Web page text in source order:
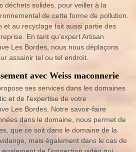
déchets solides, pour veiller à la
de cette forme de pollution.
et au recyclage fait aussi partie des
En tant qu’expert Artisan
Les Bordes, nous nous déplaçons
assainir tel ou tel endroit.
avec Weiss maconnerie
ses services dans les domaines
et de l'expertise de votre
Les Bordes. Notre savoir-faire
dans le domaine, nous permet de
que ce soit dans le domaine de la
mais également dans le cas de